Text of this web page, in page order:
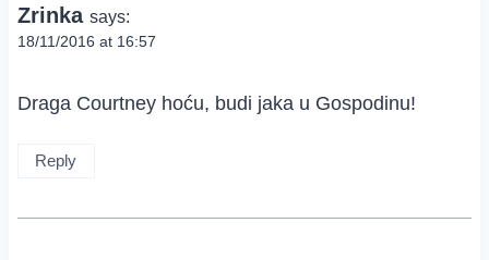
Zrinka says:
18/11/2016 at 16:57
Draga Courtney hoću, budi jaka u Gospodinu!
Reply